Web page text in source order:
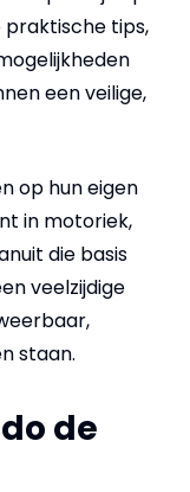
praktische tips,
een veilige,
op hun eigen
in motoriek,
die basis
veelzijdige
staan.
de